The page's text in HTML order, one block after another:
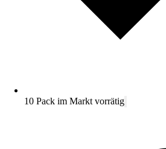
10 Pack im Markt vorrätig